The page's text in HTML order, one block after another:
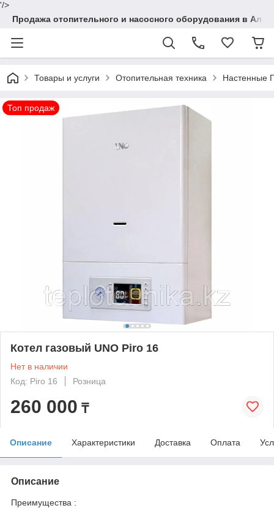
'/>
Продажа отопительного и насосного оборудования в
Товары и услуги Отопительная техника Настенные
Топ продаж
Котел газовый UNO Piro 16
Нет в наличии
Код: Piro 16
Розница
260 000 ₸
Описание Характеристики Доставка Оплата
Описание
Преимущества :